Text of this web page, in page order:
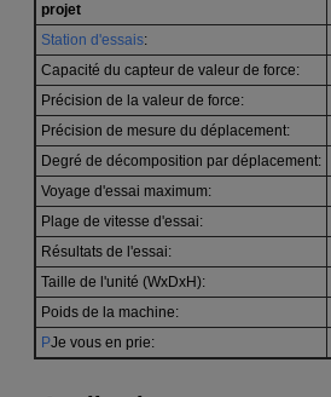
projet
Station d'essais:
Capacité du capteur de valeur de force:
Précision de la valeur de force:
Précision de mesure du déplacement:
Degré de décomposition par déplacement:
Voyage d'essai maximum:
Plage de vitesse d'essai:
Résultats de l'essai:
Taille de l'unité (WxDxH):
Poids de la machine:
PJe vous en prie: